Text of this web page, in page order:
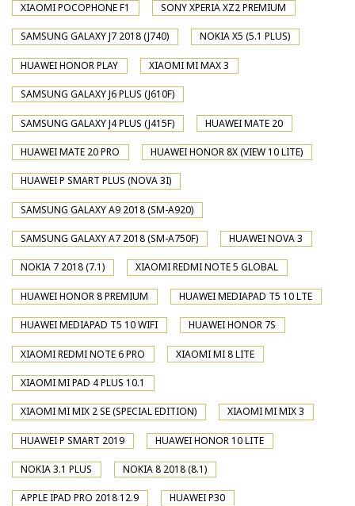
XIAOMI POCOPHONE F1 SONY XPERIA XZ2 PREMIUM
SAMSUNG GALAXY J7 2018 (J740) NOKIA X5 (5.1 PLUS)
HUAWEI HONOR PLAY XIAOMI MI MAX 3
SAMSUNG GALAXY J6 PLUS (J610F)
SAMSUNG GALAXY J4 PLUS (J415F) HUAWEI MATE 20
HUAWEI MATE 20 PRO HUAWEI HONOR 8X (VIEW 10 LITE)
HUAWEI P SMART PLUS (NOVA 3I)
SAMSUNG GALAXY A9 2018 (SM-A920)
SAMSUNG GALAXY A7 2018 (SM-A750F) HUAWEI NOVA 3
NOKIA 7 2018 (7.1) XIAOMI REDMI NOTE 5 GLOBAL
HUAWEI HONOR 8 PREMIUM HUAWEI MEDIAPAD T5 10 LTE
HUAWEI MEDIAPAD T5 10 WIFI HUAWEI HONOR 7S
XIAOMI REDMI NOTE 6 PRO XIAOMI MI 8 LITE
XIAOMI MI PAD 4 PLUS 10.1
XIAOMI MI MIX 2 SE (SPECIAL EDITION) XIAOMI MI MIX 3
HUAWEI P SMART 2019 HUAWEI HONOR 10 LITE
NOKIA 3.1 PLUS NOKIA 8 2018 (8.1)
APPLE IPAD PRO 2018 12.9 HUAWEI P30